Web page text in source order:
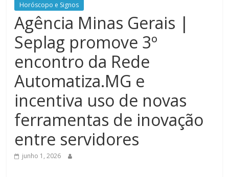
Horóscopo e Signos
Agência Minas Gerais |
Seplag promove 3º
encontro da Rede
Automatiza.MG e
incentiva uso de novas
ferramentas de inovação
entre servidores
junho 1, 2026